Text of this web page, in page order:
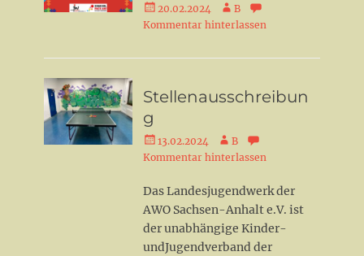
Veröffentlicht
am
20.02.2024 Autor
B
Kommentar hinterlassen
Stellenausschreibun
g
Veröffentlicht
am
13.02.2024 Autor
B
Kommentar hinterlassen
Das Landesjugendwerk der
AWO Sachsen-Anhalt e.V. ist
der unabhängige Kinder-
undJugendverband der